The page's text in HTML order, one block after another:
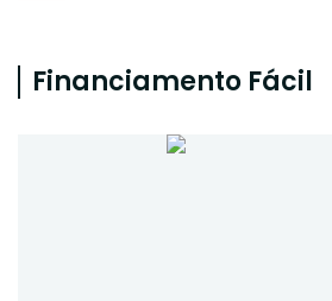
Financiamento Fácil